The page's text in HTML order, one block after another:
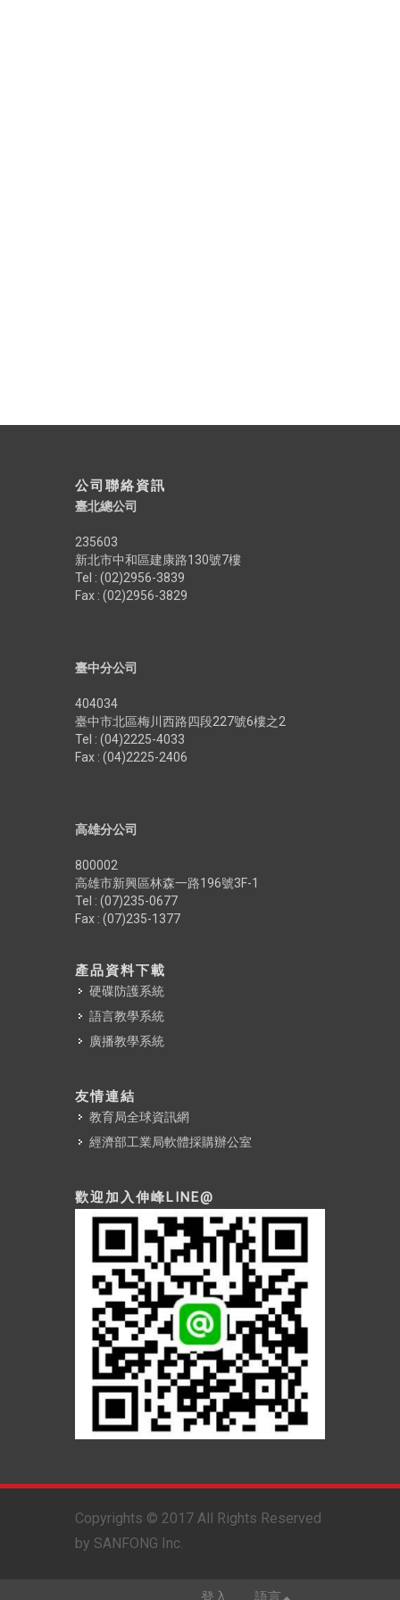
公司聯絡資訊
臺北總公司
235603
新北市中和區建康路130號7樓
Tel : (02)2956-3839
Fax : (02)2956-3829
臺中分公司
404034
臺中市北區梅川西路四段227號6樓之2
Tel : (04)2225-4033
Fax : (04)2225-2406
高雄分公司
800002
高雄市新興區林森一路196號3F-1
Tel : (07)235-0677
Fax : (07)235-1377
產品資料下載
硬碟防護系統
語言教學系統
廣播教學系統
友情連結
教育局全球資訊網
經濟部工業局軟體採購辦公室
歡迎加入伸峰LINE@
Copyrights © 2017 All Rights Reserved
by SANFONG Inc.